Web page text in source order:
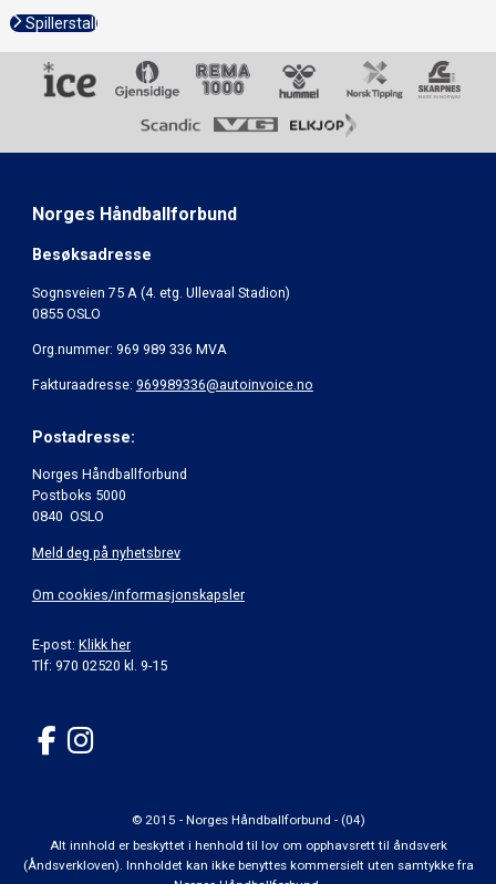
Spillerstall
Norges Håndballforbund
Besøksadresse
Sognsveien 75 A (4. etg. Ullevaal Stadion)
0855 OSLO
Org.nummer: 969 989 336 MVA
Fakturaadresse: 969989336@autoinvoice.no
Postadresse:
Norges Håndballforbund
Postboks 5000
0840 OSLO
Meld deg på nyhetsbrev
Om cookies/informasjonskapsler
E-post: Klikk her
Tlf: 970 02520 kl. 9-15
© 2015 - Norges Håndballforbund - (04)
Alt innhold er beskyttet i henhold til lov om opphavsrett til åndsverk
(Åndsverkloven). Innholdet kan ikke benyttes kommersielt uten samtykke fra